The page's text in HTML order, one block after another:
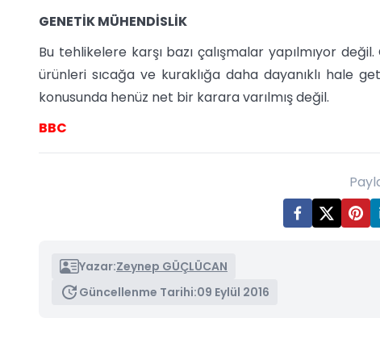
GENETİK MÜHENDİSLİK
Bu tehlikelere karşı bazı çalışmalar yapılmıyor
ürünleri sıcağa ve kuraklığa daha dayanıklı hale
konusunda henüz net bir karara varılmış değil.
BBC
Yazar:Zeynep GÜÇLÜCAN
Güncellenme Tarihi:09 Eylül 2016